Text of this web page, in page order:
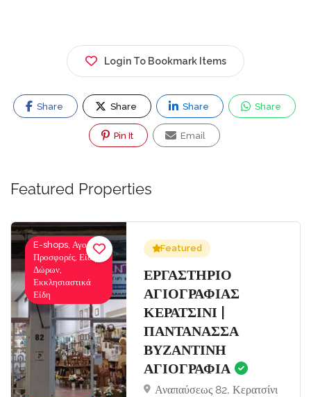
Login To Bookmark Items
Share Share Share Share
Pin It Email
Featured Properties
E-shops, Αγορές-
Προσφορές, Είδη
Δώρων,
Εκκλησιαστικά
Είδη
Featured
ΕΡΓΑΣΤΗΡΙΟ
ΑΓΙΟΓΡΑΦΙΑΣ
ΚΕΡΑΤΣΙΝΙ |
ΠΑΝΤΑΝΑΣΣΑ
ΒΥΖΑΝΤΙΝΗ
ΑΓΙΟΓΡΑΦΙΑ
Αναπαύσεως 82, Κερατσίνι